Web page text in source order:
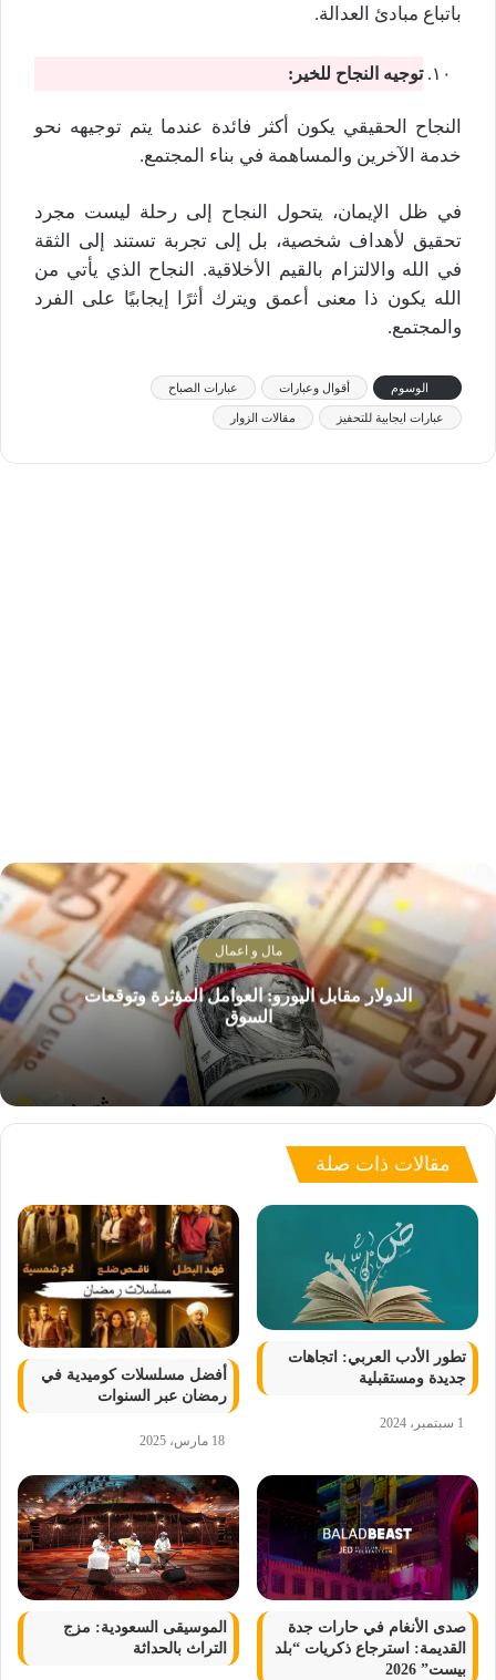
باتباع مبادئ العدالة.
توجيه النجاح للخير:
النجاح الحقيقي يكون أكثر فائدة عندما يتم توجيهه نحو
خدمة الآخرين والمساهمة في بناء المجتمع.
في ظل الإيمان، يتحول النجاح إلى رحلة ليست مجرد
تحقيق لأهداف شخصية، بل إلى تجربة تستند إلى الثقة
في الله والالتزام بالقيم الأخلاقية. النجاح الذي يأتي من
الله يكون ذا معنى أعمق ويترك أثرًا إيجابيًا على الفرد
والمجتمع.
الوسوم أقوال وعبارات عبارات الصباح
عبارات ايجابية للتحفيز مقالات الزوار
مال و اعمال
الدولار مقابل اليورو: العوامل المؤثرة وتوقعات
السوق
مقالات ذات صلة
تطور الأدب العربي: اتجاهات
جديدة ومستقبلية
1 سبتمبر، 2024
أفضل مسلسلات كوميدية في
رمضان عبر السنوات
18 مارس، 2025
صدى الأنغام في حارات جدة
القديمة: استرجاع ذكريات “بلد
بيست” 2026
الموسيقى السعودية: مزج
التراث بالحداثة